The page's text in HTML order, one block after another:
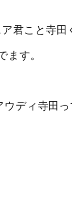
君こと寺田
ます。
ディ寺田っ